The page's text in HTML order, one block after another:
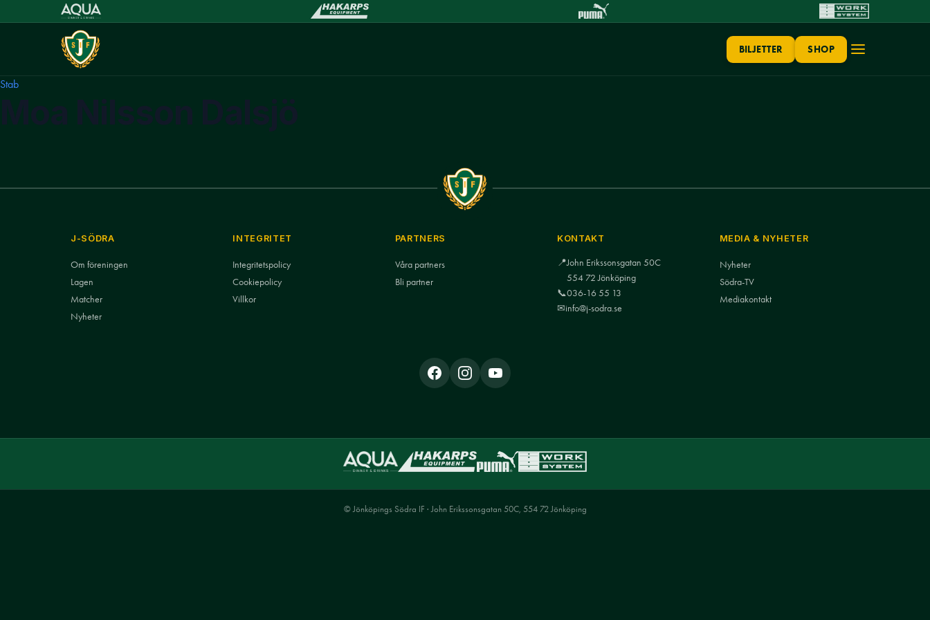
BILJETTER SHOP
Stab
J-SÖDRA
Om föreningen
Lagen
Matcher
Nyheter
INTEGRITET
Integritetspolicy
Cookiepolicy
Villkor
PARTNERS
Våra partners
Bli partner
KONTAKT
📍John Erikssonsgatan 50C
554 72 Jönköping
📞036-16 55 13
✉info@j-sodra.se
MEDIA & NYHETER
Nyheter
Södra-TV
Mediakontakt
© Jönköpings Södra IF · John Erikssonsgatan 50C, 554 72 Jönköping